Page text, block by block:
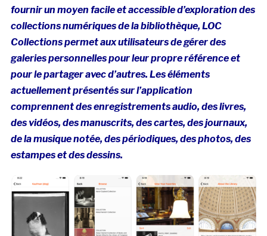
fournir un moyen facile et accessible d’exploration des
collections numériques de la bibliothèque, LOC
Collections permet aux utilisateurs de gérer des
galeries personnelles pour leur propre référence et
pour le partager avec d’autres. Les éléments
actuellement présentés sur l’application
comprennent des enregistrements audio, des livres,
des vidéos, des manuscrits, des cartes, des journaux,
de la musique notée, des périodiques, des photos, des
estampes et des dessins.